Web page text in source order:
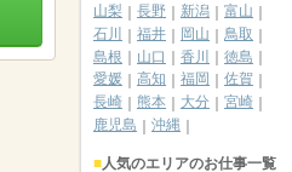
山梨
長野 新潟
富山
石川
福井 岡山
鳥取
島根
山口 香川
徳島
愛媛
高知 福岡
佐賀
長崎
熊本 大分
宮崎
鹿児島
沖縄
人気のエリアのお仕事一覧